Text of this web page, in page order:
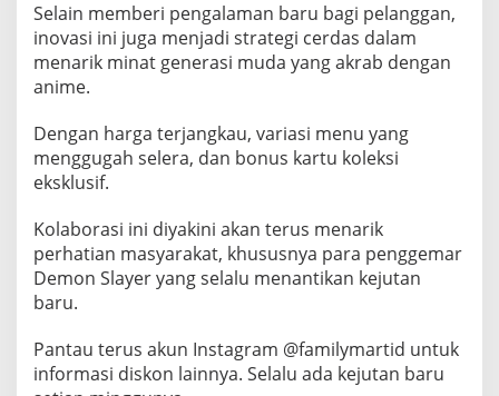
Selain memberi pengalaman baru bagi pelanggan,
inovasi ini juga menjadi strategi cerdas dalam
menarik minat generasi muda yang akrab dengan
anime.
Dengan harga terjangkau, variasi menu yang
menggugah selera, dan bonus kartu koleksi
eksklusif.
Kolaborasi ini diyakini akan terus menarik
perhatian masyarakat, khususnya para penggemar
Demon Slayer yang selalu menantikan kejutan
baru.
Pantau terus akun Instagram @familymartid untuk
informasi diskon lainnya. Selalu ada kejutan baru